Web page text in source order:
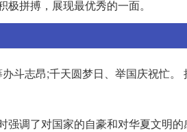
拼搏，展现最优秀的一面。
斗志昂;千天圆梦日、举国庆祝忙。
调了对国家的自豪和对华夏文明的